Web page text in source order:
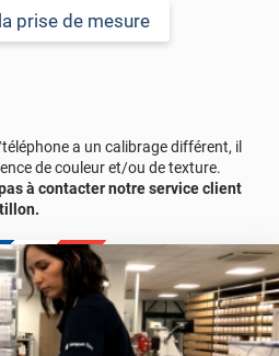
prise de mesure
a un calibrage différent, il
de couleur et/ou de texture.
à contacter notre service client